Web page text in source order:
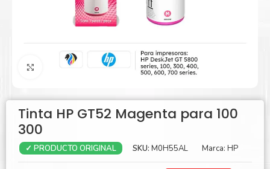
Agrandar
Tinta HP GT52 Magenta para 100
300
✓ PRODUCTO ORIGINAL SKU: M0H55AL Marca: HP